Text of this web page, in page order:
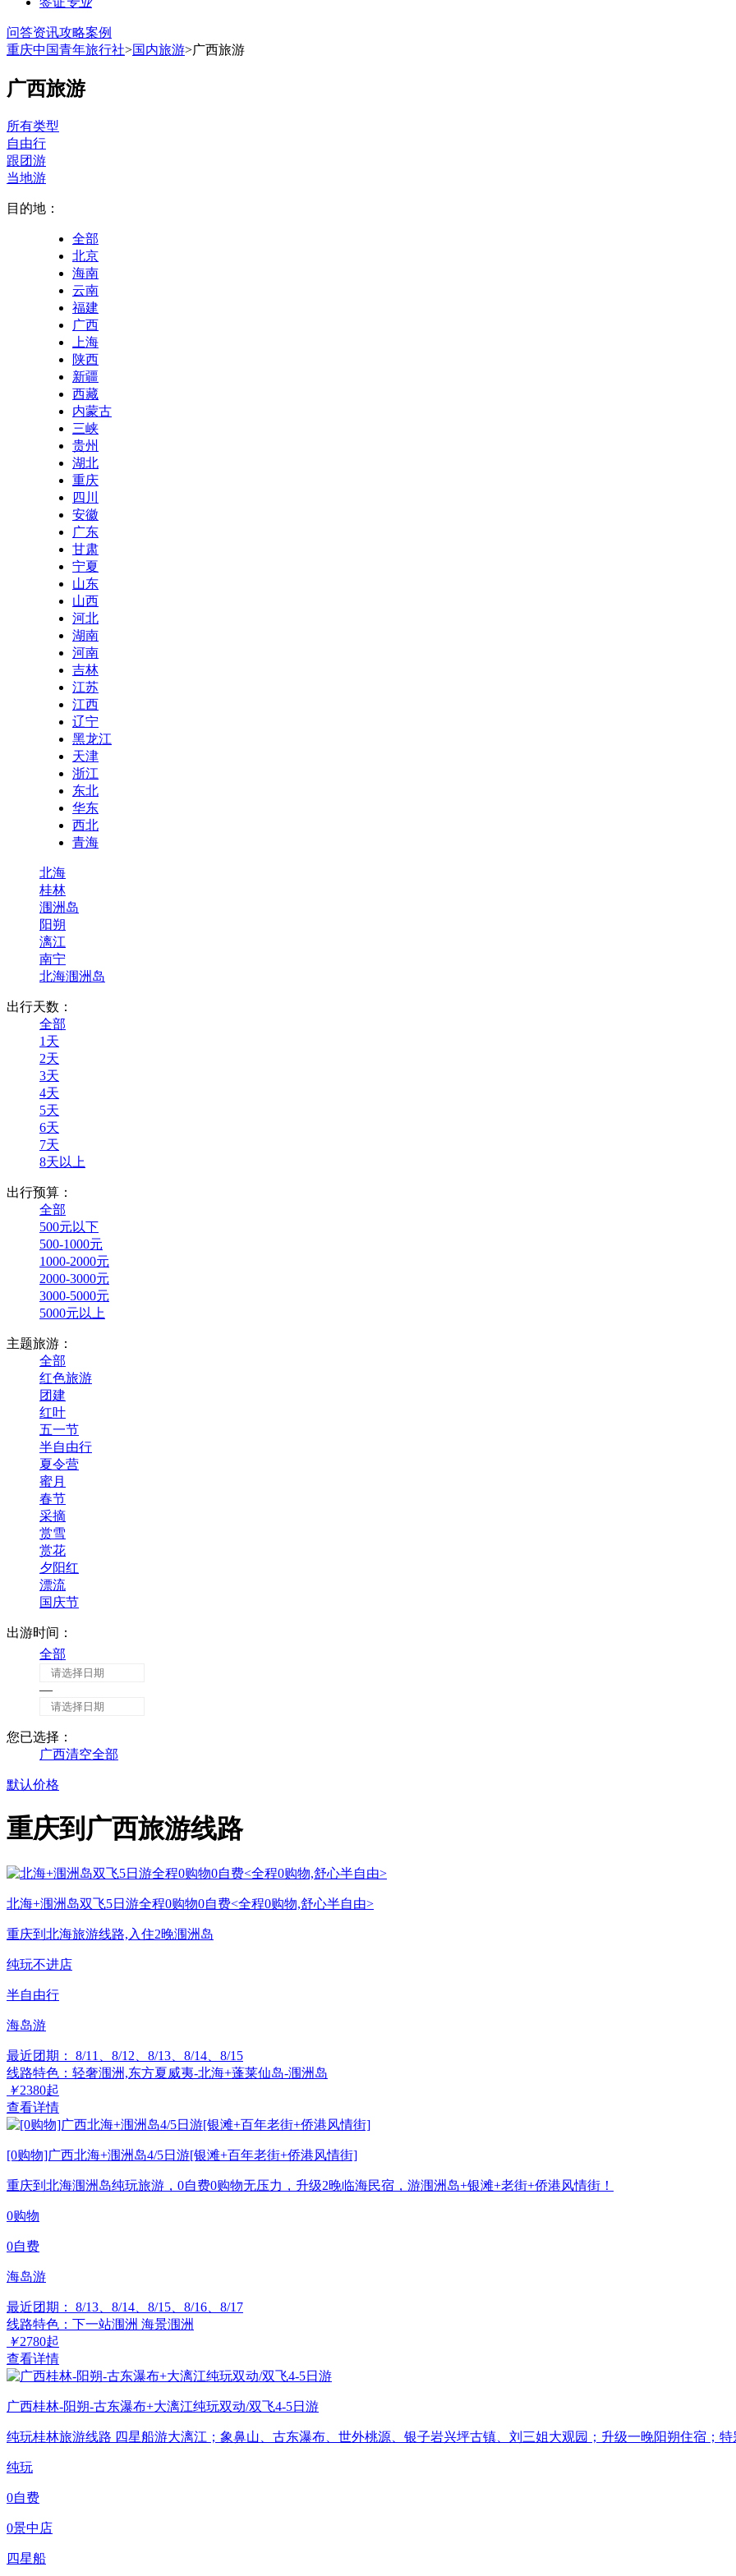
问答资讯攻略案例
重庆中国青年旅行社>国内旅游>广西旅游
广西旅游
所有类型
自由行
跟团游
当地游
目的地：
全部
北京
海南
云南
福建
广西
上海
陕西
新疆
西藏
内蒙古
三峡
贵州
湖北
重庆
四川
安徽
广东
甘肃
宁夏
山东
山西
河北
湖南
河南
吉林
江苏
江西
辽宁
黑龙江
天津
浙江
东北
华东
西北
青海
北海
桂林
涠洲岛
阳朔
漓江
南宁
北海涠洲岛
出行天数：
全部
1天
2天
3天
4天
5天
6天
7天
8天以上
出行预算：
全部
500元以下
500-1000元
1000-2000元
2000-3000元
3000-5000元
5000元以上
主题旅游：
全部
红色旅游
团建
红叶
五一节
半自由行
夏令营
蜜月
春节
采摘
赏雪
赏花
夕阳红
漂流
国庆节
出游时间：
全部
—
您已选择：
广西清空全部
默认价格
重庆到广西旅游线路
北海+涠洲岛双飞5日游全程0购物0自费<全程0购物,舒心半自由>
重庆到北海旅游线路,入住2晚涠洲岛
纯玩不进店
半自由行
海岛游
最近团期： 8/11、8/12、8/13、8/14、8/15
线路特色：轻奢涠洲,东方夏威夷-北海+蓬莱仙岛-涠洲岛
￥2380起
查看详情
[0购物]广西北海+涠洲岛4/5日游[银滩+百年老街+侨港风情街]
重庆到北海涠洲岛纯玩旅游，0自费0购物无压力，升级2晚临海民宿，游涠洲岛+银滩+老街+侨港风情街！
0购物
0自费
海岛游
最近团期： 8/13、8/14、8/15、8/16、8/17
线路特色：下一站涠洲 海景涠洲
￥2780起
查看详情
广西桂林-阳朔-古东瀑布+大漓江纯玩双动/双飞4-5日游
纯玩桂林旅游线路 四星船游大漓江；象鼻山、古东瀑布、世外桃源、银子岩兴坪古镇、刘三姐大观园；升级一晚阳朔住宿；
纯玩
0自费
0景中店
四星船